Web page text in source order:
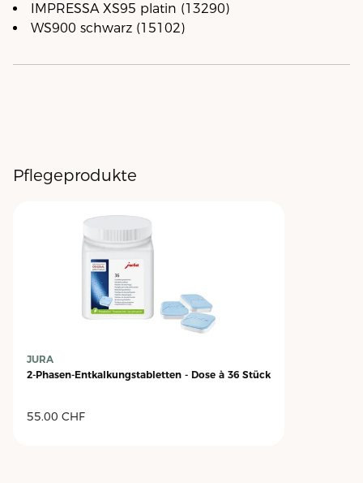
IMPRESSA XS95 platin (13290)
WS900 schwarz (15102)
Pflegeprodukte
JURA
2-Phasen-Entkalkungstabletten - Dose à 36 Stück
55.00 CHF